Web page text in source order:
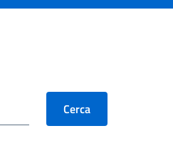
Cerca